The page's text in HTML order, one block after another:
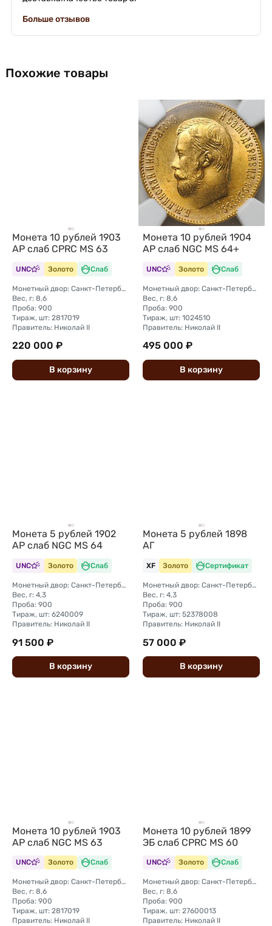
Больше отзывов
Похожие товары
Монета 10 рублей 1903
АР слаб CPRC MS 63
UNC Золото Слаб
Монетный двор: Санкт-Петербургский монетный двор
Вес, г: 8,6
Проба: 900
Тираж, шт: 2817019
Правитель: Николай II
220 000 ₽
В корзину
Монета 10 рублей 1904
АР слаб NGC MS 64+
UNC Золото Слаб
Монетный двор: Санкт-Петербургский монетный двор
Вес, г: 8,6
Проба: 900
Тираж, шт: 1024510
Правитель: Николай II
495 000 ₽
В корзину
Монета 5 рублей 1902
АР слаб NGC MS 64
UNC Золото Слаб
Монетный двор: Санкт-Петербургский монетный двор
Вес, г: 4,3
Проба: 900
Тираж, шт: 6240009
Правитель: Николай II
91 500 ₽
В корзину
Монета 5 рублей 1898
АГ
XF Золото Сертификат
Монетный двор: Санкт-Петербургский монетный двор
Вес, г: 4,3
Проба: 900
Тираж, шт: 52378008
Правитель: Николай II
57 000 ₽
В корзину
Монета 10 рублей 1903
АР слаб NGC MS 63
UNC Золото Слаб
Монетный двор: Санкт-Петербургский монетный двор
Вес, г: 8,6
Проба: 900
Тираж, шт: 2817019
Правитель: Николай II
Монета 10 рублей 1899
ЭБ слаб CPRC MS 60
UNC Золото Слаб
Монетный двор: Санкт-Петербургский монетный двор
Вес, г: 8,6
Проба: 900
Тираж, шт: 27600013
Правитель: Николай II